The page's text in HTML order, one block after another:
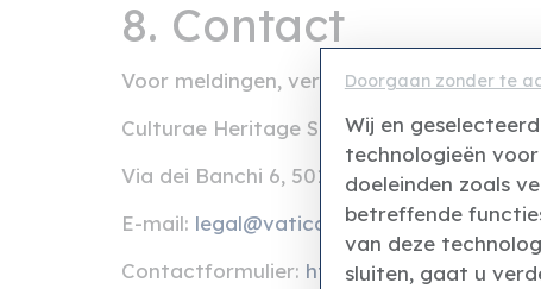
8. Contact
Voor meldingen, verzoeken om
Culturae Heritage Services srls
Via dei Banchi 6, 50123 Florence (FI),
E-mail: legal@vatican.museum
Contactformulier: https://
Doorgaan zonder te
Wij en
technologieën
doeleinden zoals
betreffende
van deze
sluiten, gaat u